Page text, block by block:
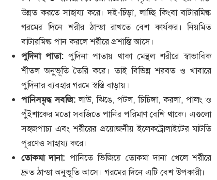
উন্নত করতে সাহায্য করে। দই-চিঁড়া, লাচ্ছি কিংবা বাটারমিল্ক
গরমের দিনে শরীর ঠান্ডা রাখতে বেশ কার্যকর। নিয়মিত
বাটারমিল্ক পান করলে শরীরে প্রশান্তি আসে।
পুদিনা পাতা: পুদিনা পাতায় থাকা মেন্থল শরীরে স্বাভাবিক
শীতল অনুভূতি তৈরি করে। তাই বিভিন্ন শরবত ও খাবারে
পুদিনার ব্যবহার গরমে স্বস্তি বাড়ায়।
পানিসমৃদ্ধ সবজি: লাউ, ঝিঙে, পটল, চিচিঙ্গা, করলা, পালং ও
পুঁইশাকের মতো সবজিতে পানির পরিমাণ বেশি থাকে। এগুলো
সহজপাচ্য এবং শরীরের প্রয়োজনীয় ইলেকট্রোলাইটের ঘাটতি
পূরণেও সাহায্য করে।
তোকমা দানা: পানিতে ভিজিয়ে তোকমা দানা খেলে শরীরে
দ্রুত ঠান্ডা অনুভূতি আসে। গরমের দিনে এটি বেশ উপকারী।